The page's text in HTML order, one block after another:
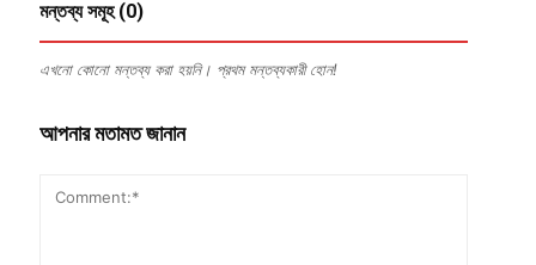
মন্তব্য সমূহ (0)
এখনো কোনো মন্তব্য করা হয়নি। প্রথম মন্তব্যকারী হোন!
আপনার মতামত জানান